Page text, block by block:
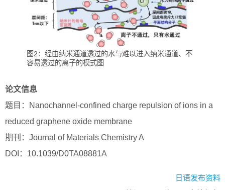
图2：经由纳米通道透过的水与难以进入纳米通道、不
容易透过的离子的模式图
论文信息
题目：Nanochannel-confined charge repulsion of ions in a
reduced graphene oxide membrane
期刊：Journal of Materials Chemistry A
DOI：10.1039/D0TA08881A
日语发布资料